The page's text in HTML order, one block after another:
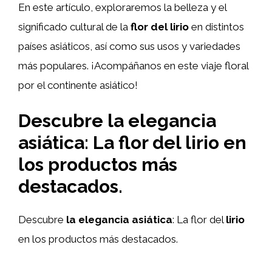
En este artículo, exploraremos la belleza y el
significado cultural de la flor del lirio en distintos
países asiáticos, así como sus usos y variedades
más populares. ¡Acompáñanos en este viaje floral
por el continente asiático!
Descubre la elegancia
asiática: La flor del lirio en
los productos más
destacados.
Descubre la elegancia asiática: La flor del lirio
en los productos más destacados.